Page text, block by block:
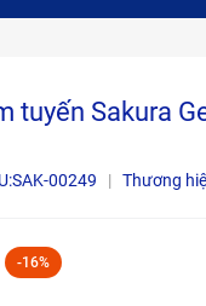
tuyến Sakura
SAK-00249 | Thương
-16%